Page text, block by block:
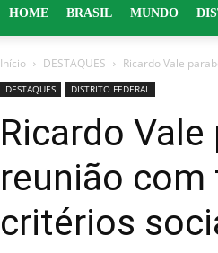
HOME BRASIL MUNDO
Início DESTAQUES Ricardo Vale
DESTAQUES DISTRITO FEDERAL
Ricardo Vale
reunião
critérios